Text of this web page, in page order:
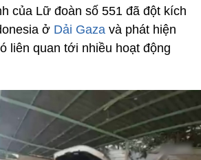
của Lữ đoàn số 551 đã đột kích
ở Dải Gaza và phát hiện
liên quan tới nhiều hoạt động